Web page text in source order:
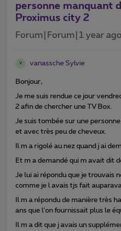
personne manquant
Proximus city 2
Forum|Forum|1 year ago
V vanassche Sylvie
Bonjour,
Je me suis rendue ce jour
2 afin de chercher une TV Box.
Je suis tombée sur une
et avec très peu de cheveux.
Il m a rigolé au nez quand j ai
Et m a demandé qui m avait dit
Je lui ai répondu que je trouvais
comme je l avais tjs fait
Il m a répondu de manière très
ans que l'on fournissait plus le
Il m a dit que j avais un